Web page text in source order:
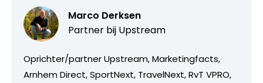
Marco Derksen
Partner bij Upstream
Oprichter/partner Upstream, Marketingfacts,
Arnhem Direct, SportNext, TravelNext, RvT VPRO,